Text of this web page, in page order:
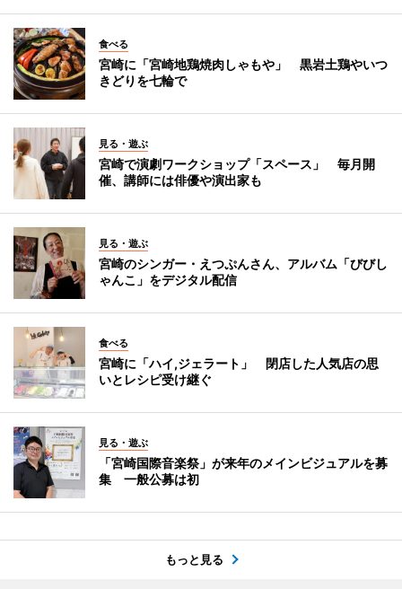
食べる
宮崎に「宮崎地鶏焼肉しゃもや」 黒岩土鶏やいつ
きどりを七輪で
見る・遊ぶ
宮崎で演劇ワークショップ「スペース」 毎月開
催、講師には俳優や演出家も
見る・遊ぶ
宮崎のシンガー・えつぷんさん、アルバム「びびし
ゃんこ」をデジタル配信
食べる
宮崎に「ハイ,ジェラート」 閉店した人気店の思
いとレシピ受け継ぐ
見る・遊ぶ
「宮崎国際音楽祭」が来年のメインビジュアルを募
集 一般公募は初
もっと見る